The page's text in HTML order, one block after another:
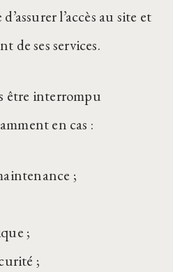
l’accès au site et
de ses services.
être interrompu
en cas :
;
;
;